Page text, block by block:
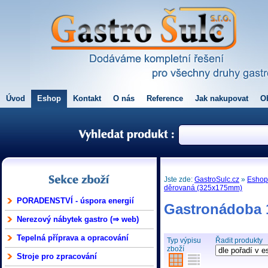
Úvod Eshop Kontakt O nás Reference Jak nakupovat
PORADENSTVÍ - úspora energií
Nerezový nábytek gastro (⇒ web)
Tepelná příprava a opracování
Stroje pro zpracování
Jste zde:GastroSulc.cz » Eshop
děrovaná (325x175mm)
Gastronádoba
Typ výpisu
zboží
Řadit produkty